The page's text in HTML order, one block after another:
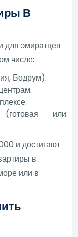
В
для эмиратцев
числе:
Бодрум).
(готовая или
и достигают
в
или в